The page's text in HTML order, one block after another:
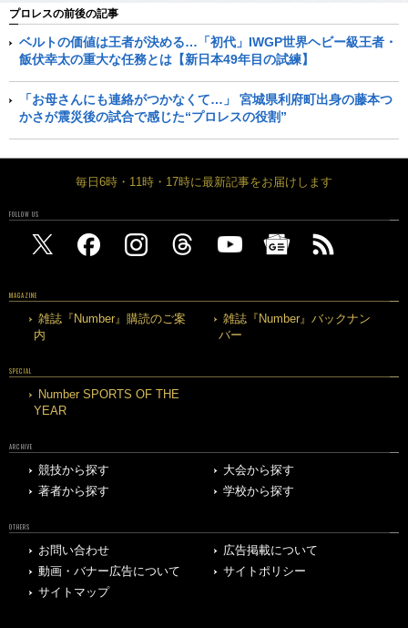
プロレスの前後の記事
ベルトの価値は王者が決める…「初代」IWGP世界ヘビー級王者・
飯伏幸太の重大な任務とは【新日本49年目の試練】
「お母さんにも連絡がつかなくて…」 宮城県利府町出身の藤本つ
かさが震災後の試合で感じた“プロレスの役割”
毎日6時・11時・17時に最新記事をお届けします
FOLLOW US
MAGAZINE
雑誌『Number』購読のご案
内
雑誌『Number』バックナン
バー
SPECIAL
Number SPORTS OF THE
YEAR
ARCHIVE
競技から探す
大会から探す
著者から探す
学校から探す
OTHERS
お問い合わせ
広告掲載について
動画・バナー広告について
サイトポリシー
サイトマップ